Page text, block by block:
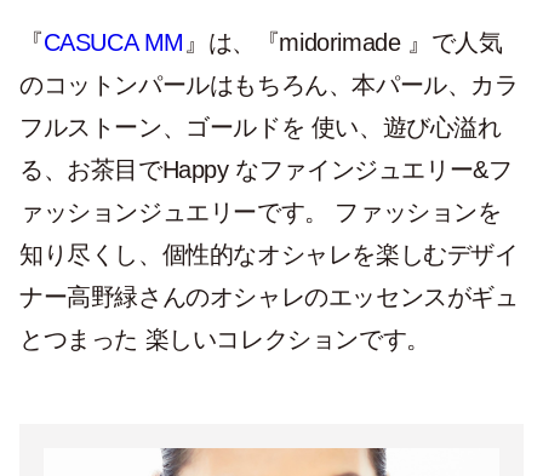
『CASUCA MM 』は、『midorimade 』で人気
のコットンパールはもちろん、本パール、カラ
フルストーン、ゴールドを 使い、遊び心溢れ
る、お茶目でHappy なファインジュエリー&フ
ァッションジュエリーです。 ファッションを
知り尽くし、個性的なオシャレを楽しむデザイ
ナー高野緑さんのオシャレのエッセンスがギュ
とつまった 楽しいコレクションです。